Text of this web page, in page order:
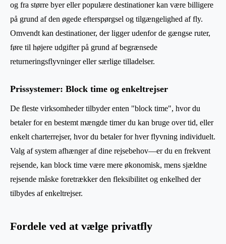
og fra større byer eller populære destinationer kan være billigere
på grund af den øgede efterspørgsel og tilgængelighed af fly.
Omvendt kan destinationer, der ligger udenfor de gængse ruter,
føre til højere udgifter på grund af begrænsede
returneringsflyvninger eller særlige tilladelser.
Prissystemer: Block time og enkeltrejser
De fleste virksomheder tilbyder enten "block time", hvor du
betaler for en bestemt mængde timer du kan bruge over tid, eller
enkelt charterrejser, hvor du betaler for hver flyvning individuelt.
Valg af system afhænger af dine rejsebehov—er du en frekvent
rejsende, kan block time være mere økonomisk, mens sjældne
rejsende måske foretrækker den fleksibilitet og enkelhed der
tilbydes af enkeltrejser.
Fordele ved at vælge privatfly